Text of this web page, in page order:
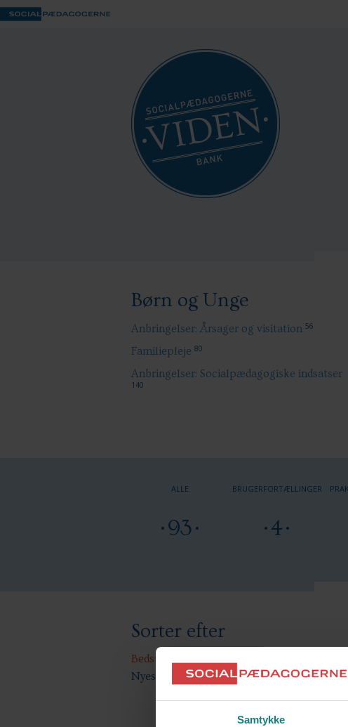
Samtykke
Børn og Unge
Anbringelser: Årsager og visitation 56
Familiepleje 80
Anbringelser: Socialpædagogiske indsatser
140
ALLE
93
BRUGERFORTÆLLINGER
4
Sorter efter
Bedste Match
Nyeste